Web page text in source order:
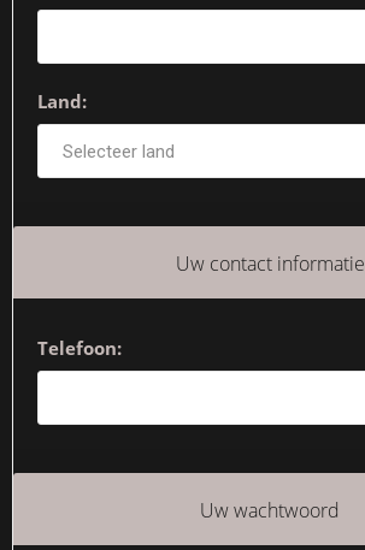
Land:
Uw contact informatie
Telefoon:
Uw wachtwoord